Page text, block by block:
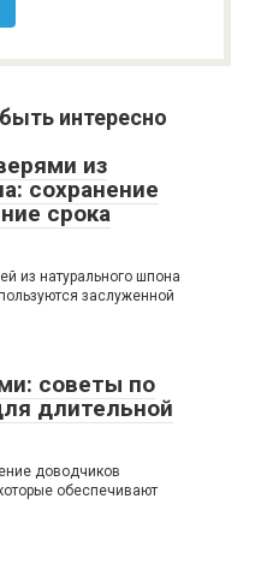
интересно
из
сохранение
срока
из натурального шпона
заслуженной
советы по
длительной
доводчиков
обеспечивают